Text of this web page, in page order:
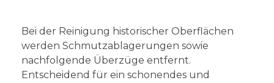
Bei der Reinigung historischer Oberflächen
werden Schmutzablagerungen sowie
nachfolgende Überzüge entfernt.
Entscheidend für ein schonendes und